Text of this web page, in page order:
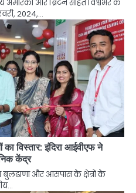
अमेरिका और ब्रिटेन सहित विश्वभर के
2024,…
विस्तार: इंदिरा आईवीएफ ने
केंद्र
और आसपास के क्षेत्रों के